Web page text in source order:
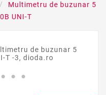
Multimetru de buzunar 5
UNI-T